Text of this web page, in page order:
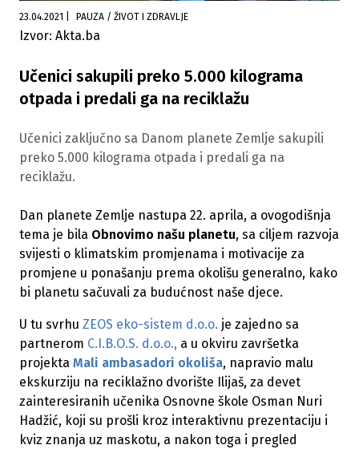
23.04.2021 PAUZA / ŽIVOT I ZDRAVLJE
Izvor: Akta.ba
Učenici sakupili preko 5.000 kilograma
otpada i predali ga na reciklažu
Učenici zaključno sa Danom planete Zemlje sakupili
preko 5.000 kilograma otpada i predali ga na
reciklažu.
Dan planete Zemlje nastupa 22. aprila, a ovogodišnja
tema je bila Obnovimo našu planetu, sa ciljem razvoja
svijesti o klimatskim promjenama i motivacije za
promjene u ponašanju prema okolišu generalno, kako
bi planetu sačuvali za budućnost naše djece.
U tu svrhu ZEOS eko-sistem d.o.o. je zajedno sa
partnerom C.I.B.O.S. d.o.o., a u okviru završetka
projekta Mali ambasadori okoliša, napravio malu
ekskurziju na reciklažno dvorište Ilijaš, za devet
zainteresiranih učenika Osnovne škole Osman Nuri
Hadžić, koji su prošli kroz interaktivnu prezentaciju i
kviz znanja uz maskotu, a nakon toga i pregled